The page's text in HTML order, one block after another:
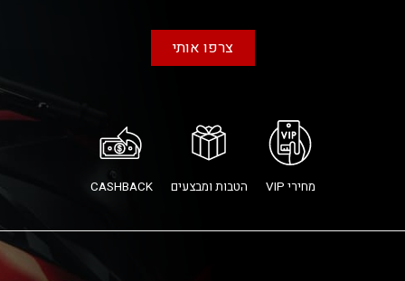
צרפו אותי
מחירי VIP הטבות ומבצעים CASHBACK